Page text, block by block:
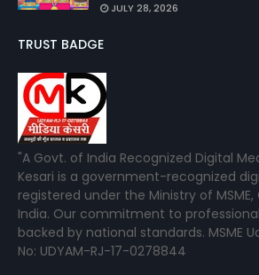
JULY 28, 2026
TRUST BADGE
"A Govt. of India Recognized Digital
Kesari is a government-recognized
registered under the Ministry of
India. Our commitment to
backed by national standards. MSME
No: UDYAM-RJ-17-0278844